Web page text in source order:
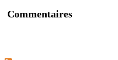
Commentaires